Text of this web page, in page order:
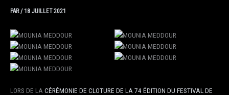
PAR/18 JUILLET 2021
LORS DE LA CÉRÉMONIE DE CLOTURE DE LA 74 ÉDITION DU FESTIVAL DE